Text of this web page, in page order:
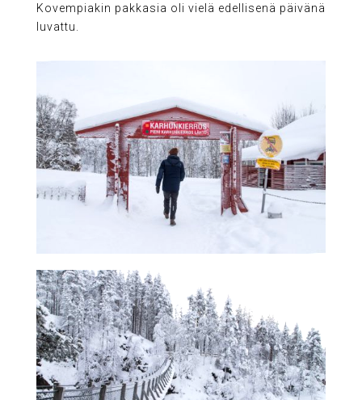
Kovempiakin pakkasia oli vielä edellisenä päivänä
luvattu.